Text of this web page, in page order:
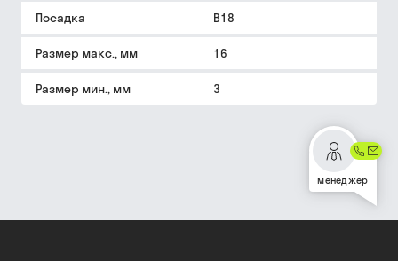
Посадка В18
Размер макс., мм 16
Размер мин., мм 3
менеджер